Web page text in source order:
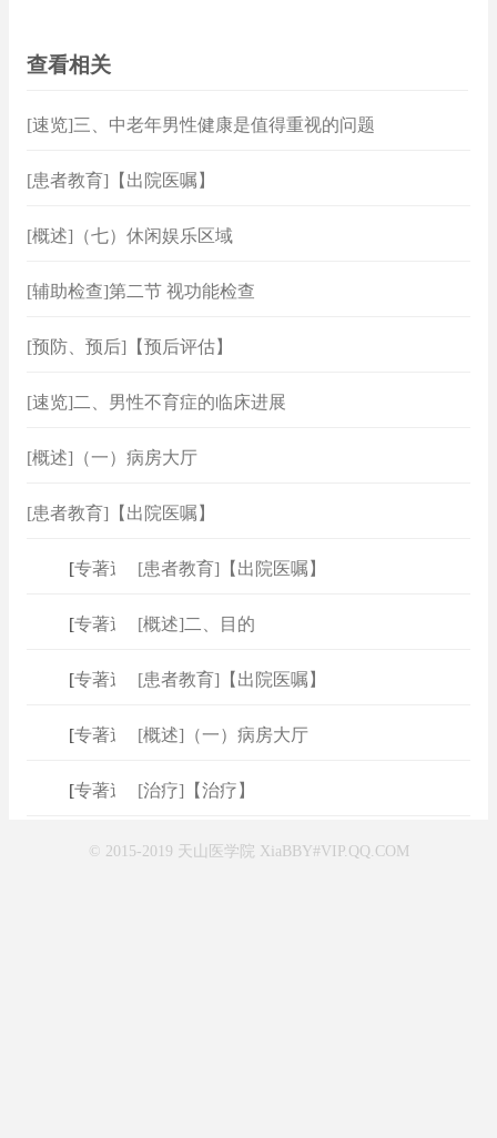
查看相关
[速览]三、中老年男性健康是值得重视的问题
[患者教育]【出院医嘱】
[概述]（七）休闲娱乐区域
[辅助检查]第二节 视功能检查
[预防、预后]【预后评估】
[速览]二、男性不育症的临床进展
[概述]（一）病房大厅
[患者教育]【出院医嘱】
专著速查]
[患者教育]【出院医嘱】
专著速查]
[概述]二、目的
专著速查]
[患者教育]【出院医嘱】
专著速查]
[概述]（一）病房大厅
专著速查]
[治疗]【治疗】
© 2015-2019 天山医学院 XiaBBY#VIP.QQ.COM